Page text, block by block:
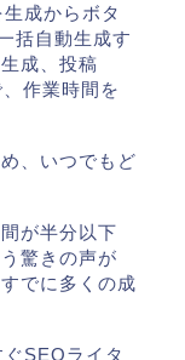
成からボタ
括自動生成す
成、投稿
作業時間を
、いつでもど
が半分以下
驚きの声が
でに多くの成
SEOライタ